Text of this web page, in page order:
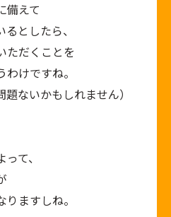
備えて
としたら、
ただくことを
けですね。
題ないかもしれません）
て、
ますしね。